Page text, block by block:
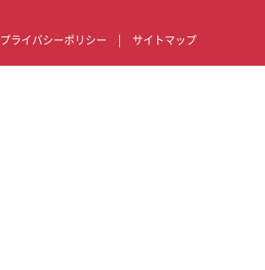
プライバシーポリシー サイトマップ